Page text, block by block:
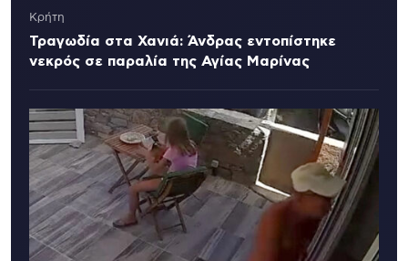
Κρήτη
Τραγωδία στα Χανιά: Άνδρας εντοπίστηκε
νεκρός σε παραλία της Αγίας Μαρίνας